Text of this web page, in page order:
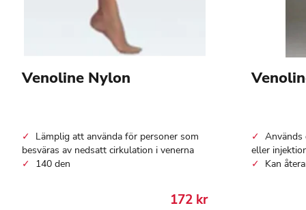
Venoline Nylon
Lämplig att använda för personer som
besväras av nedsatt cirkulation i venerna
140 den
172 kr
Används
eller
Kan